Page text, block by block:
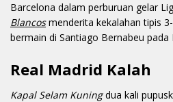
Barcelona dalam perburuan gelar
Blancosmenderita kekalahan tipis
bermain di Santiago Bernabeu pada
Real Madrid Kalah
Kapal Selam Kuningdua kali